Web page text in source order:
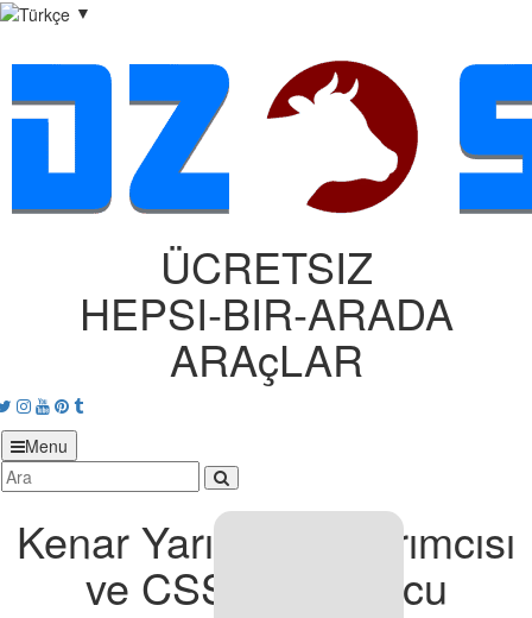
▼
ÜCRETSIZ
HEPSI‑BIR‑ARADA
ARAçLAR
Twitter
Instagram
Youtube
Pinterest
tumblr
Menu
Kenar Yarıçapı Tasarımcısı
ve CSS Oluşturucu